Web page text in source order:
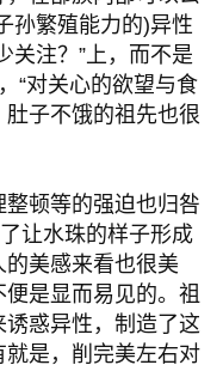
孙繁殖能力的)异性
关注？”上，而不是
“对关心的欲望与食
子不饿的祖先也很
顿等的强迫也归咎
让水珠的样子形成
美感来看也很美
是显而易见的。祖
惑异性，制造了这
是，削完美左右对